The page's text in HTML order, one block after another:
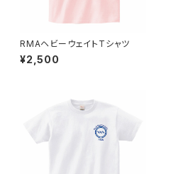
RMAヘビーウェイトTシャツ
¥2,500